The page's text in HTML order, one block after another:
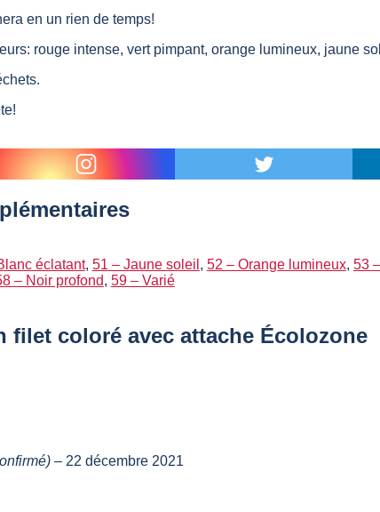
en un rien de temps!
rouge intense, vert pimpant, orange lumineux, jaune
éclatant, 51 – Jaune soleil , 52 – Orange lumineux, 53
– Noir profond, 59 – Varié
filet coloré avec attache Écolozone
– 22 décembre 2021